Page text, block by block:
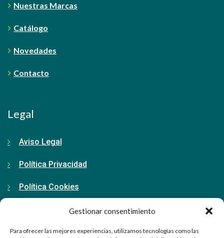
Gestionar consentimiento
Para ofrecer las mejores experiencias, utilizamos tecnologías como las
Nuestras Marcas
Catálogo
Novedades
Contacto
Legal
Aviso Legal
Política Privacidad
Política Cookies
Contacto